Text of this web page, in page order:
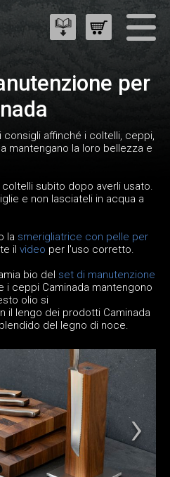
per
affinché i coltelli, ceppi,
mantengano la loro bellezza e
subito dopo averli usato.
e non lasciateli in acqua a
la smerigliatrice con pelle per
il video per l'uso corretto.
bio del set di manutenzione
i ceppi Caminada mantengono
olio si
lengo dei prodotti Caminada
del legno di noce.